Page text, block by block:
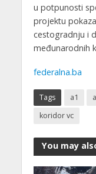
u potpunosti
projektu
cestogradnju i
međunarodnih
federalna.ba
Tags a1
koridor vc
You may